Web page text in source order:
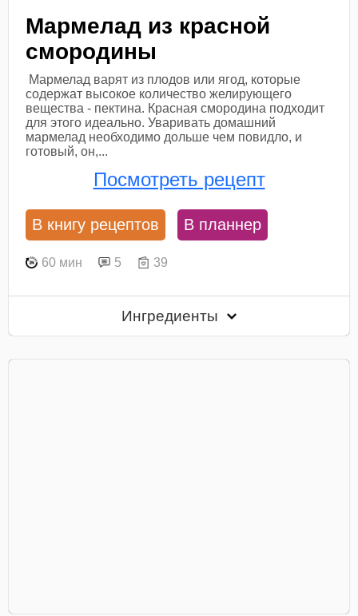
Мармелад из красной
смородины
Мармелад варят из плодов или ягод, которые
содержат высокое количество желирующего
вещества - пектина. Красная смородина подходит
для этого идеально. Уваривать домашний
мармелад необходимо дольше чем повидло, и
готовый, он,...
Посмотреть рецепт
В книгу рецептов В планнер
60 мин 5 39
Ингредиенты